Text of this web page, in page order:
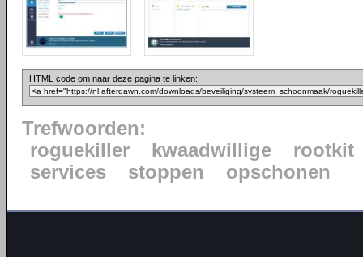
HTML code om naar deze pagina te linken:
Trefwoorden:
roguekiller
kwaadwillige
rootkit
services
stoppen opschonen